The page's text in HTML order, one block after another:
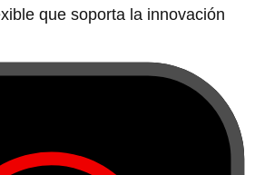
que soporta la innovación